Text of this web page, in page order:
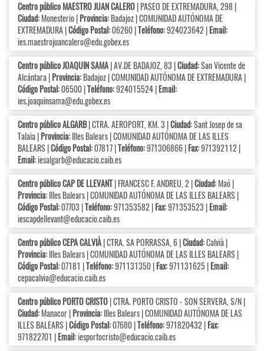
Centro público MAESTRO JUAN CALERO| PASEO DE EXTREMADURA, 298 |
Ciudad:Monesterio |Provincia:Badajoz | COMUNIDAD AUTÓNOMA DE
EXTREMADURA |Código Postal:06260 |Teléfono:924023642 |Email:
ies.maestrojuancalero@edu.gobex.es
Centro público JOAQUIN SAMA| AV.DE BADAJOZ, 83 |Ciudad:San Vicente de
Alcántara |Provincia:Badajoz | COMUNIDAD AUTÓNOMA DE EXTREMADURA |
Código Postal:06500 |Teléfono:924015524 |Email:
ies.joaquinsama@edu.gobex.es
Centro público ALGARB| CTRA. AEROPORT, KM. 3 |Ciudad:Sant Josep de sa
Talaia |Provincia:Illes Balears | COMUNIDAD AUTÓNOMA DE LAS ILLES
BALEARS |Código Postal:07817 |Teléfono:971306866 |Fax:971392112 |
Email:iesalgarb@educacio.caib.es
Centro público CAP DE LLEVANT| FRANCESC F. ANDREU, 2 |Ciudad:Maó |
Provincia:Illes Balears | COMUNIDAD AUTÓNOMA DE LAS ILLES BALEARS |
Código Postal:07703 |Teléfono:971353582 |Fax:971353523 |Email:
iescapdellevant@educacio.caib.es
Centro público CEPA CALVIÀ| CTRA. SA PORRASSA, 6 |Ciudad:Calvià |
Provincia:Illes Balears | COMUNIDAD AUTÓNOMA DE LAS ILLES BALEARS |
Código Postal:07181 |Teléfono:971131350 |Fax:971131625 |Email:
cepacalvia@educacio.caib.es
Centro público PORTO CRISTO| CTRA. PORTO CRISTO - SON SERVERA, S/N |
Ciudad:Manacor |Provincia:Illes Balears | COMUNIDAD AUTÓNOMA DE LAS
ILLES BALEARS |Código Postal:07680 |Teléfono:971820432 |Fax:
971822701 |Email:iesportocristo@educacio.caib.es